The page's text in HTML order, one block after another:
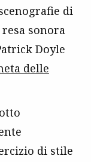
di
resa sonora
Doyle
delle
di stile